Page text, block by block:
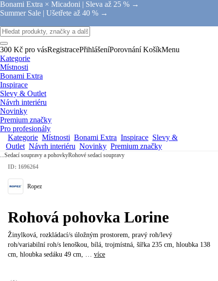
Bonami Extra × Micadoni | Sleva až 25 % →
Summer Sale | Ušetřete až 40 % →
300 Kč pro vásRegistracePřihlášeníPorovnání KošíkMenu
Kategorie
Místnosti
Bonami Extra
Inspirace
Slevy & Outlet
Návrh interiéru
Novinky
Premium značky
Pro profesionály
Kategorie Místnosti Bonami Extra Inspirace Slevy &
Outlet Návrh interiéru Novinky Premium značky
...Sedací soupravy a pohovkyRohové sedací soupravy
ID: 1696264
Ropez
Rohová pohovka Lorine
Žinylková, rozkládací/s úložným prostorem, pravý roh/levý
roh/variabilní roh/s lenoškou, bílá, trojmístná, šířka 235 cm, hloubka 138
cm, hloubka sedáku 49 cm, … více